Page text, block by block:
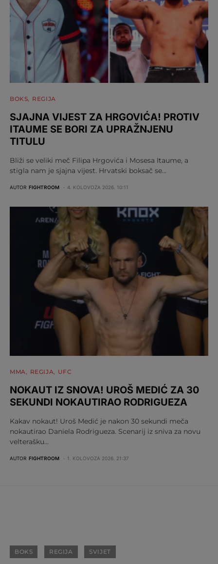
BOKS REGIJA
SJAJNA VIJEST ZA HRGOVIĆA! PROTIV
ITAUME SE BORI ZA UPRAŽNJENU
TITULU
Bliži se veliki meč Filipa Hrgovića i Mosesa Itaume, a
stigla nam je sjajna vijest. Hrvatski boksač se…
AUTOR FIGHTROOM 4. KOLOVOZA 2026. 10:11
MMA REGIJA UFC
NOKAUT IZ SNOVA! UROŠ MEDIĆ ZA 30
SEKUNDI NOKAUTIRAO RODRIGUEZA
Kakav nokaut! Uroš Medić je nakon 30 sekundi meča
nokautirao Daniela Rodrigueza. Scenarij iz sniva za novu
velterašku…
AUTOR FIGHTROOM 1. KOLOVOZA 2026. 21:37
BOKS REGIJA SVIJET